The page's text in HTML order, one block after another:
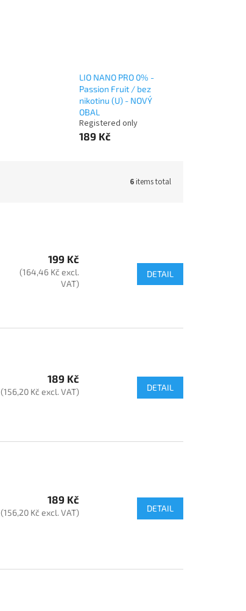
LIO NANO PRO 0% -
Passion Fruit / bez
nikotinu (U) - NOVÝ
OBAL
Registered only
189 Kč
6items total
199 Kč
(164,46 Kč excl.
VAT)
DETAIL
189 Kč
(156,20 Kč excl. VAT) DETAIL
189 Kč
(156,20 Kč excl. VAT) DETAIL